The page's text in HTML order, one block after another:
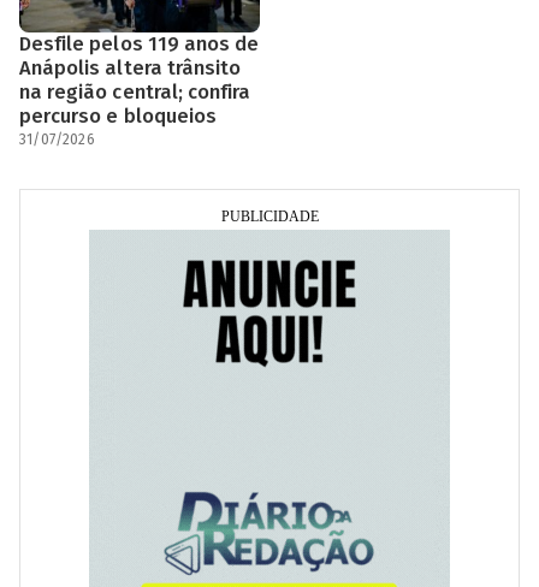
Desfile pelos 119 anos de
Anápolis altera trânsito
na região central; confira
percurso e bloqueios
31/07/2026